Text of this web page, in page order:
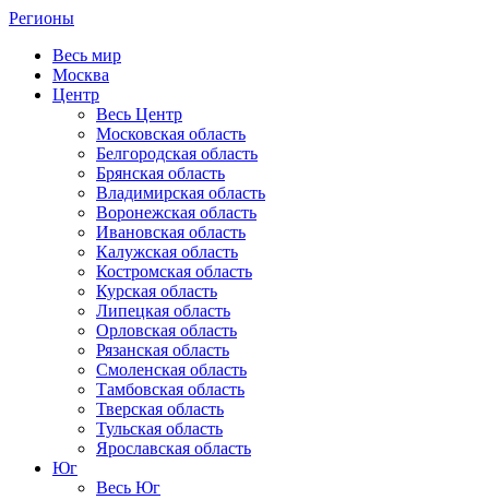
Регионы
Весь мир
Москва
Центр
Весь Центр
Московская область
Белгородская область
Брянская область
Владимирская область
Воронежская область
Ивановская область
Калужская область
Костромская область
Курская область
Липецкая область
Орловская область
Рязанская область
Смоленская область
Тамбовская область
Тверская область
Тульская область
Ярославская область
Юг
Весь Юг